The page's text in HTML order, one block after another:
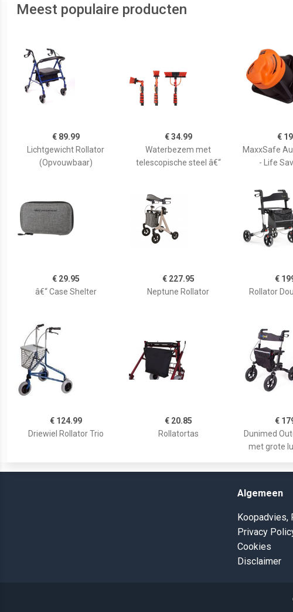
Meest populaire producten
€ 89.99
Lichtgewicht Rollator
(Opvouwbaar)
€ 34.99
Waterbezem met
telescopische steel â€“
€
MaxxSafe
- Life
€ 29.95
â€“ Case Shelter
€ 227.95
Neptune Rollator
€
Rollator
€ 124.99
Driewiel Rollator Trio
€ 20.85
Rollatortas
€
Dunimed
met grote
Algemeen
Koopadvies,
Privacy
Cookies
Disclaimer